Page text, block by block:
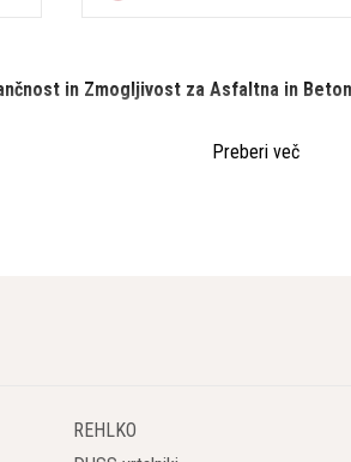
in Zmogljivost za Asfaltna in
izbira za odstranjevanje starih asfaltnih in
na gradbišču.
Preberi več
REHLKO